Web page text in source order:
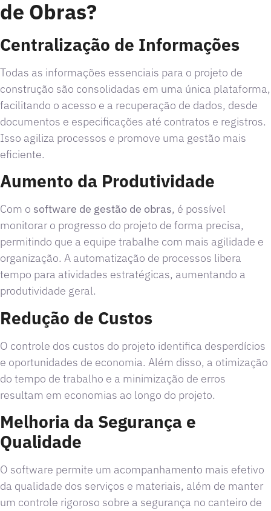
de Obras?
Centralização de Informações
Todas as informações essenciais para o projeto de
construção são consolidadas em uma única plataforma,
facilitando o acesso e a recuperação de dados, desde
documentos e especificações até contratos e registros.
Isso agiliza processos e promove uma gestão mais
eficiente.
Aumento da Produtividade
Com o software de gestão de obras, é possível
monitorar o progresso do projeto de forma precisa,
permitindo que a equipe trabalhe com mais agilidade e
organização. A automatização de processos libera
tempo para atividades estratégicas, aumentando a
produtividade geral.
Redução de Custos
O controle dos custos do projeto identifica desperdícios
e oportunidades de economia. Além disso, a otimização
do tempo de trabalho e a minimização de erros
resultam em economias ao longo do projeto.
Melhoria da Segurança e
Qualidade
O software permite um acompanhamento mais efetivo
da qualidade dos serviços e materiais, além de manter
um controle rigoroso sobre a segurança no canteiro de